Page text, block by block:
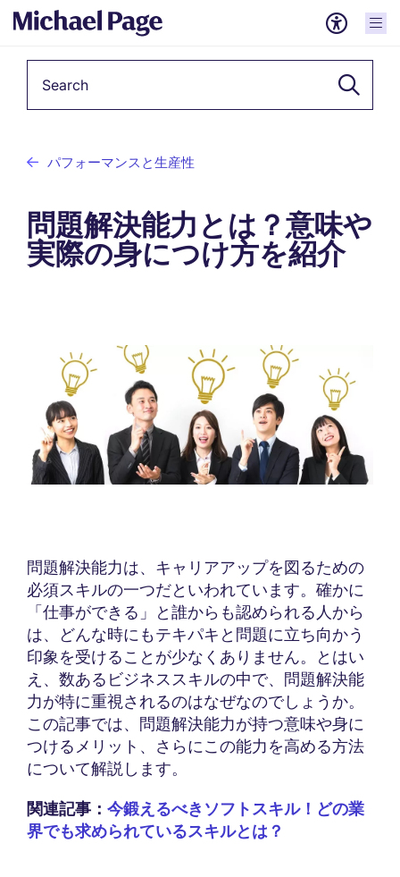
パフォーマンスと生産性
問題解決能力とは？意味や
実際の身につけ方を紹介
問題解決能力は、キャリアアップを図るための
必須スキルの一つだといわれています。確かに
「仕事ができる」と誰からも認められる人から
は、どんな時にもテキパキと問題に立ち向かう
印象を受けることが少なくありません。とはい
え、数あるビジネススキルの中で、問題解決能
力が特に重視されるのはなぜなのでしょうか。
この記事では、問題解決能力が持つ意味や身に
つけるメリット、さらにこの能力を高める方法
について解説します。
関連記事： 今鍛えるべきソフトスキル！どの業
界でも求められているスキルとは？